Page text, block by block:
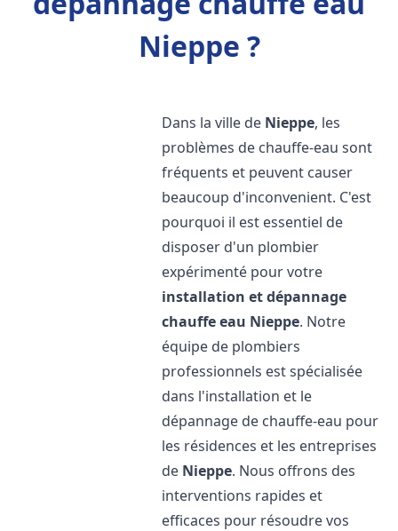
Nieppe ?
Dans la ville de Nieppe, les
problèmes de chauffe-eau sont
fréquents et peuvent causer
beaucoup d'inconvenient. C'est
pourquoi il est essentiel de
disposer d'un plombier
expérimenté pour votre
installation et dépannage
chauffe eau Nieppe. Notre
équipe de plombiers
professionnels est spécialisée
dans l'installation et le
dépannage de chauffe-eau pour
les résidences et les entreprises
de Nieppe. Nous offrons des
interventions rapides et
efficaces pour résoudre vos